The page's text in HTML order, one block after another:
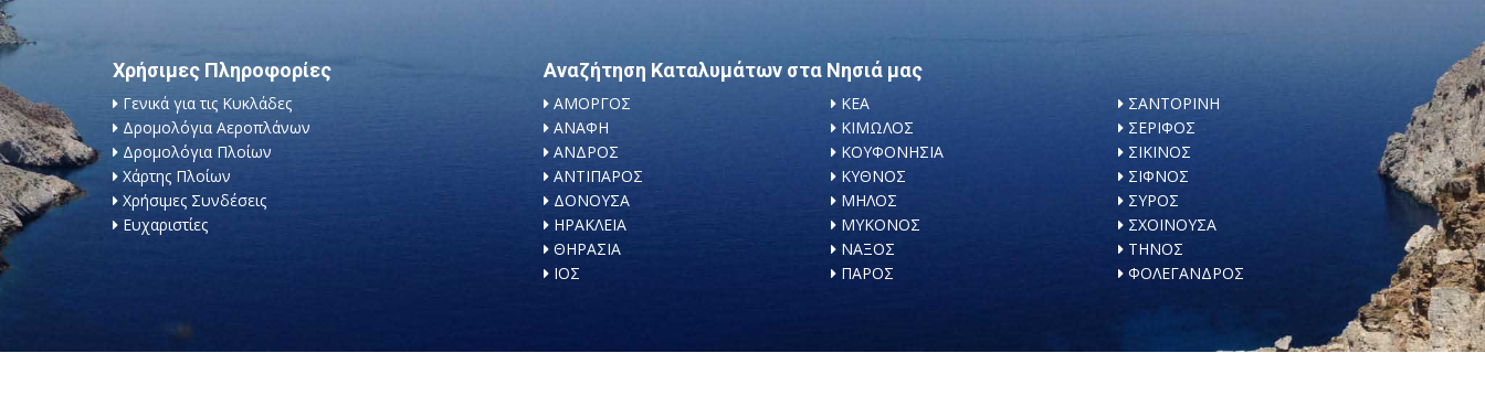
Χρήσιμες Πληροφορίες
Γενικά για τις Κυκλάδες
Δρομολόγια Αεροπλάνων
Δρομολόγια Πλοίων
Χάρτης Πλοίων
Χρήσιμες Συνδέσεις
Ευχαριστίες
Αναζήτηση Καταλυμάτων στα Νησιά μας
ΑΜΟΡΓΟΣ
ΑΝΑΦΗ
ΑΝΔΡΟΣ
ΑΝΤΙΠΑΡΟΣ
ΔΟΝΟΥΣΑ
ΗΡΑΚΛΕΙΑ
ΘΗΡΑΣΙΑ
ΙΟΣ
ΚΕΑ
ΚΙΜΩΛΟΣ
ΚΟΥΦΟΝΗΣΙΑ
ΚΥΘΝΟΣ
ΜΗΛΟΣ
ΜΥΚΟΝΟΣ
ΝΑΞΟΣ
ΠΑΡΟΣ
ΣΑΝΤΟΡΙΝΗ
ΣΕΡΙΦΟΣ
ΣΙΚΙΝΟΣ
ΣΙΦΝΟΣ
ΣΥΡΟΣ
ΣΧΟΙΝΟΥΣΑ
ΤΗΝΟΣ
ΦΟΛΕΓΑΝΔΡΟΣ